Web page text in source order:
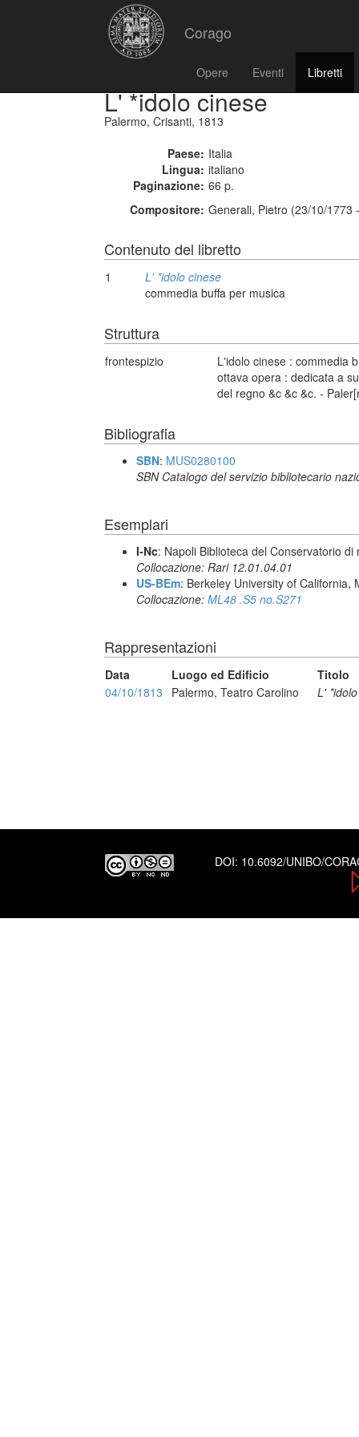
Corago
Opere Eventi Libretti
L' *idolo cinese
Palermo, Crisanti, 1813
Paese: Italia
Lingua: italiano
Paginazione: 66 p.
Compositore: Generali, Pietro (23/10/1773
Contenuto del libretto
1
L' *idolo cinese
commedia buffa per musica
Struttura
frontespizio
L'idolo cinese : commedia
ottava opera : dedicata a
del regno &c &c &c. -
Bibliografia
SBN: MUS0280100
SBN Catalogo del servizio bibliotecario
Esemplari
I-Nc: Napoli Biblioteca del Conservatorio
Collocazione: Rari 12.01.04.01
US-BEm: Berkeley University of California,
Collocazione: ML48 .S5 no.S271
Rappresentazioni
Data Luogo ed Edificio
Titolo
04/10/1813
Palermo, Teatro Carolino L'
DOI: 10.6092/UNIBO/